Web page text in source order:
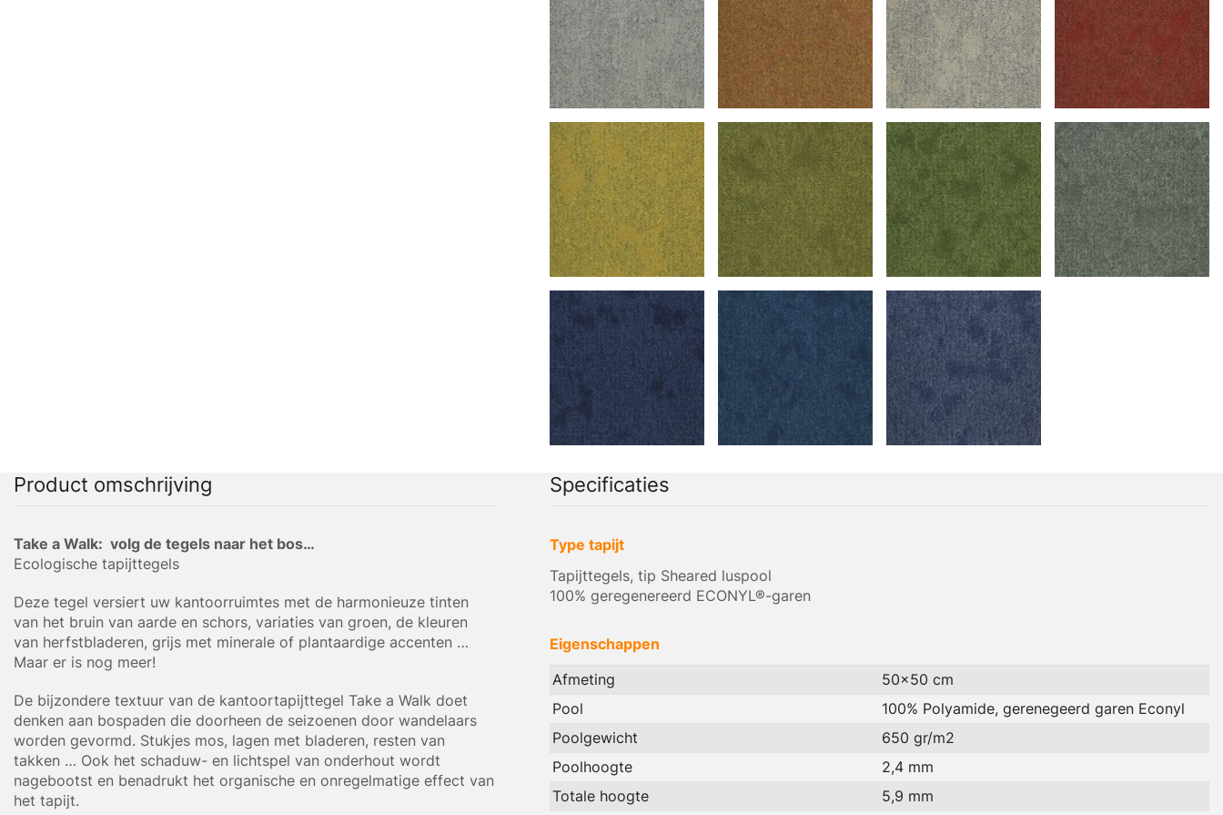
Product omschrijving
Take a Walk: volg de tegels naar het bos…
Ecologische tapijttegels
Deze tegel versiert uw kantoorruimtes met de harmonieuze tinten
van het bruin van aarde en schors, variaties van groen, de kleuren
van herfstbladeren, grijs met minerale of plantaardige accenten …
Maar er is nog meer!
De bijzondere textuur van de kantoortapijttegel Take a Walk doet
denken aan bospaden die doorheen de seizoenen door wandelaars
worden gevormd. Stukjes mos, lagen met bladeren, resten van
takken … Ook het schaduw- en lichtspel van onderhout wordt
nagebootst en benadrukt het organische en onregelmatige effect van
het tapijt.
Specificaties
Type tapijt
Tapijttegels, tip Sheared luspool
100% geregenereerd ECONYL®-garen
Eigenschappen
Afmeting
50x50 cm
Pool
100% Polyamide, gerenegeerd garen Econyl
Poolgewicht
650 gr/m2
Poolhoogte
2,4 mm
Totale hoogte
5,9 mm